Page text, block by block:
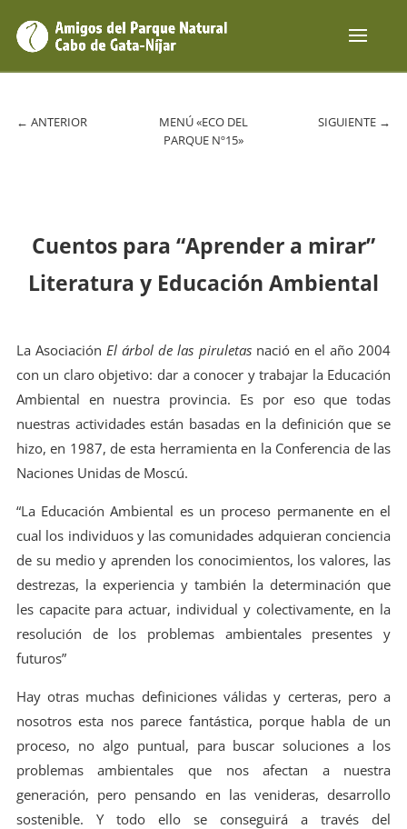
← ANTERIOR
MENÚ «ECO DEL
PARQUE Nº15»
SIGUIENTE →
Cuentos para “Aprender a mirar”
Literatura y Educación Ambiental
La Asociación El árbol de las piruletasnació en el año 2004
con un claro objetivo: dar a conocer y trabajar la Educación
Ambiental en nuestra provincia. Es por eso que todas
nuestras actividades están basadas en la definición que se
hizo, en 1987, de esta herramienta en la Conferencia de las
Naciones Unidas de Moscú.
“La Educación Ambiental es un proceso permanente en el
cual los individuos y las comunidades adquieran conciencia
de su medio y aprenden los conocimientos, los valores, las
destrezas, la experiencia y también la determinación que
les capacite para actuar, individual y colectivamente, en la
resolución de los problemas ambientales presentes y
futuros”
Hay otras muchas definiciones válidas y certeras, pero a
nosotros esta nos parece fantástica, porque habla de un
proceso, no algo puntual, para buscar soluciones a los
problemas ambientales que nos afectan a nuestra
generación, pero pensando en las venideras, desarrollo
sostenible. Y todo ello se conseguirá a través del